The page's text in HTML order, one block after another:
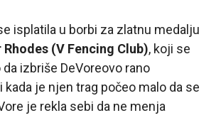
isplatila u borbi za zlatnu medalju
Rhodes (V Fencing Club), koji se
izbriše DeVoreovo rano
kada je njen trag počeo malo da se
je rekla sebi da ne menja